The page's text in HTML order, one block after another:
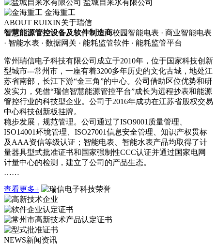
盐城自来水有限公司
金海重工
ABOUT RUIXIN关于瑞信
智慧能源管控设备及软件制造商校园智能电表 · 商业智能电表
· 智能水表 · 数据网关 · 能耗监管软件 · 能耗监管平台
常州瑞信电子科技有限公司成立于2010年，位于国家科技创新
型城市---常州市，一座有着3200多年历史的文化古城，地处江
苏省南部，长江下游“金三角”的中心。公司借助区位优势和研
发实力，凭借“瑞信智慧能源管控平台”成长为远程抄表和能源
管控行业的科技型企业。公司于2016年成功在江苏省股权交易
中心科技创新板挂牌。
稳步发展，规范管理。公司通过了ISO9001质量管理、
ISO14001环境管理、ISO27001信息安全管理、知识产权贯标
及AAA资信等级认证；智能电表、智能水表产品均取得了计
量器具型式批准证书和国家强制性CCC认证并通过国家电网
计量中心的检测，建立了公司的产品生态。
……
查看更多+
NEWS新闻资讯